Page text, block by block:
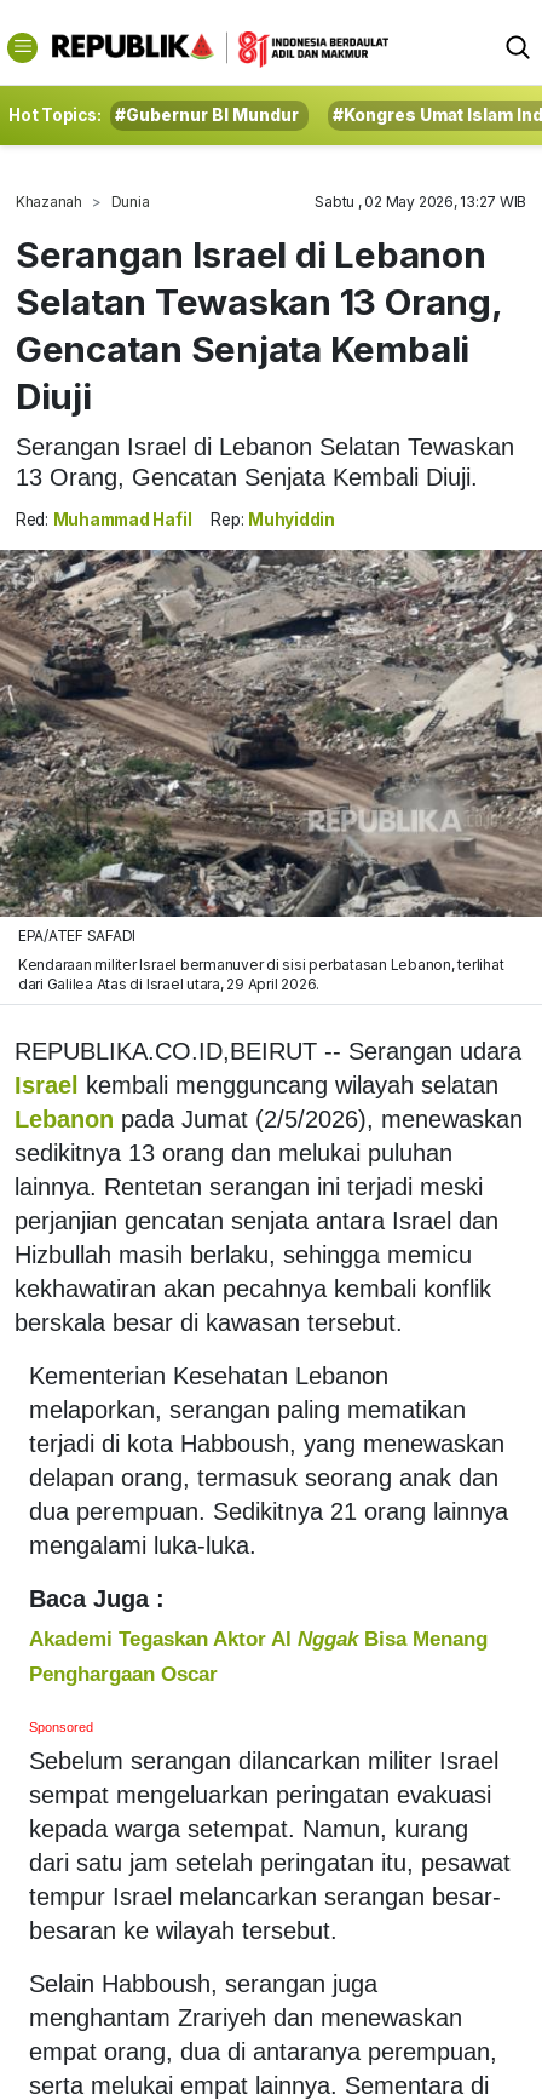
Hot Topics: #Gubernur BI Mundur #Kongres Umat Islam
Khazanah Dunia Sabtu , 02 May 2026, 13:27 WIB
Serangan Israel di Lebanon
Selatan Tewaskan 13 Orang,
Gencatan Senjata Kembali
Diuji
Serangan Israel di Lebanon Selatan Tewaskan
13 Orang, Gencatan Senjata Kembali Diuji.
Red: Muhammad Hafil Rep: Muhyiddin
EPA/ATEF SAFADI
Kendaraan militer Israel bermanuver di sisi perbatasan Lebanon, terlihat
dari Galilea Atas di Israel utara, 29 April 2026.
REPUBLIKA.CO.ID,BEIRUT -- Serangan udara
Israel
kembali mengguncang wilayah selatan
Lebanon pada Jumat (2/5/2026), menewaskan
sedikitnya 13 orang dan melukai puluhan
lainnya. Rentetan serangan ini terjadi meski
perjanjian gencatan senjata antara Israel dan
Hizbullah masih berlaku, sehingga memicu
kekhawatiran akan pecahnya kembali konflik
berskala besar di kawasan tersebut.
Kementerian Kesehatan Lebanon
melaporkan, serangan paling mematikan
terjadi di kota Habboush, yang menewaskan
delapan orang, termasuk seorang anak dan
dua perempuan. Sedikitnya 21 orang lainnya
mengalami luka-luka.
Baca Juga :
Akademi Tegaskan Aktor Al NggakBisa Menang
Penghargaan Oscar
Sponsored
Sebelum serangan dilancarkan militer Israel
sempat mengeluarkan peringatan evakuasi
kepada warga setempat. Namun, kurang
dari satu jam setelah peringatan itu, pesawat
tempur Israel melancarkan serangan besar-
besaran ke wilayah tersebut.
Selain Habboush, serangan juga
menghantam Zrariyeh dan menewaskan
empat orang, dua di antaranya perempuan,
serta melukai empat lainnya. Sementara di